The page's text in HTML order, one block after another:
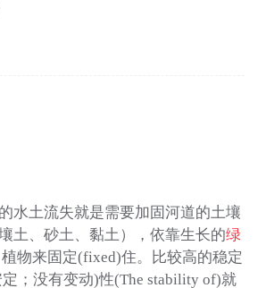
水土流失就是需要加固河道的土壤
土、砂土、黏土），依靠生长的绿
植物来固定(fixed)住。比较高的稳定
定；没有变动)性(The stability of)就